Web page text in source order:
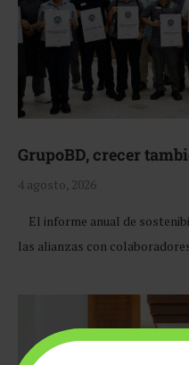
GrupoBD, crecer
4 agosto, 2026
El informe anual de
las alianzas con